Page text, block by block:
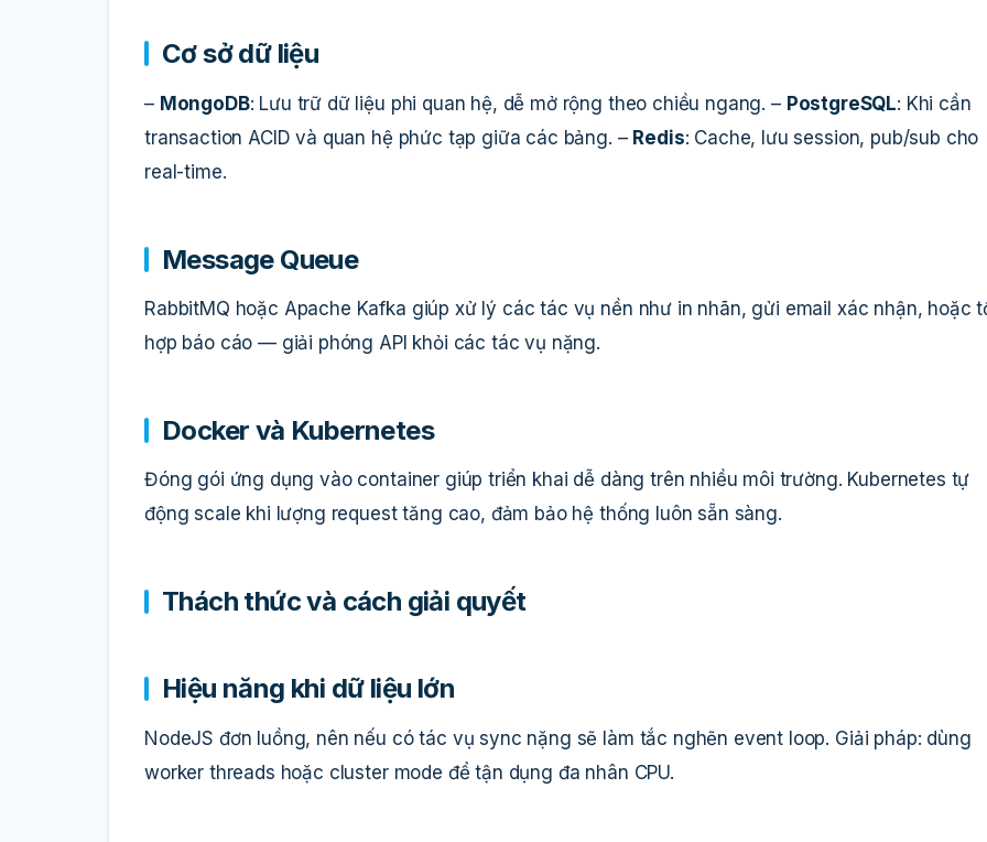
Cơ sở dữ liệu
– MongoDB: Lưu trữ dữ liệu phi quan hệ, dễ mở rộng theo chiều ngang. – PostgreSQL: Khi cần
transaction ACID và quan hệ phức tạp giữa các bảng. – Redis: Cache, lưu session, pub/sub cho
real-time.
Message Queue
RabbitMQ hoặc Apache Kafka giúp xử lý các tác vụ nền như in nhãn, gửi email xác nhận, hoặc
hợp báo cáo — giải phóng API khỏi các tác vụ nặng.
Docker và Kubernetes
Đóng gói ứng dụng vào container giúp triển khai dễ dàng trên nhiều môi trường. Kubernetes tự
động scale khi lượng request tăng cao, đảm bảo hệ thống luôn sẵn sàng.
Thách thức và cách giải quyết
Hiệu năng khi dữ liệu lớn
NodeJS đơn luồng, nên nếu có tác vụ sync nặng sẽ làm tắc nghẽn event loop. Giải pháp: dùng
worker threads hoặc cluster mode để tận dụng đa nhân CPU.